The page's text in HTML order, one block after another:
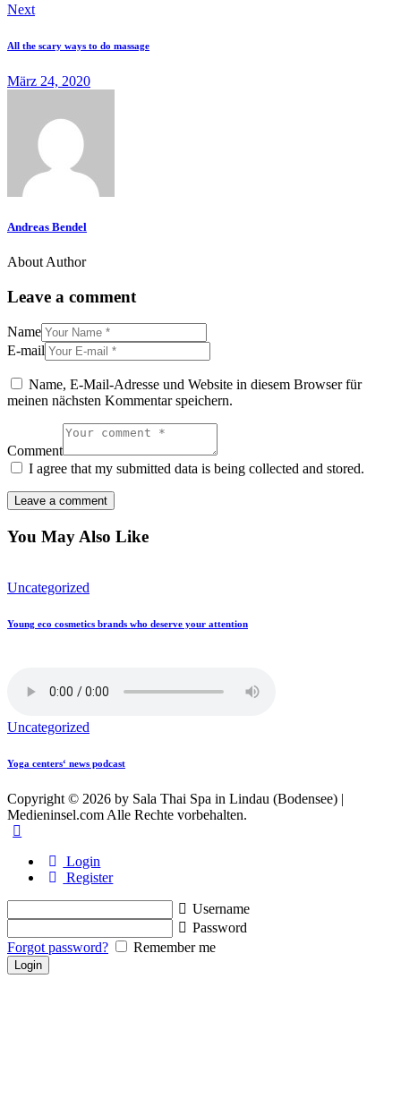
Beitragsnavigation
Next
All the scary ways to do massage
März 24, 2020
Andreas Bendel
About Author
Leave a comment
Name
E-mail
Name, E-Mail-Adresse und Website in diesem Browser für
meinen nächsten Kommentar speichern.
Comment
I agree that my submitted data is being collected and stored.
You May Also Like
Uncategorized
Young eco cosmetics brands who deserve your attention
Uncategorized
Yoga centers‘ news podcast
Copyright © 2026 by Sala Thai Spa in Lindau (Bodensee) |
Medieninsel.com Alle Rechte vorbehalten.
Login
Register
Username
Password
Forgot password?
Remember me